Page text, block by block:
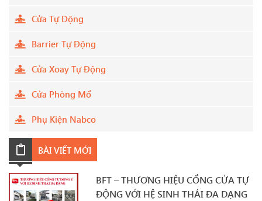
Cửa Tự Động
Barrier Tự Động
Cửa Xoay Tự Động
Cửa Phòng Mổ
Phụ Kiện Nabco
BÀI VIẾT MỚI
BFT – THƯƠNG HIỆU CỔNG CỬA TỰ
ĐỘNG VỚI HỆ SINH THÁI ĐA DẠNG